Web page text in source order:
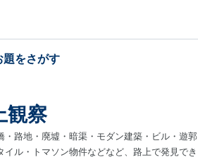
題をさがす
観察
・路地・廃墟・暗渠・モダン建築・ビル・遊
イル・トマソン物件などなど、路上で発見で